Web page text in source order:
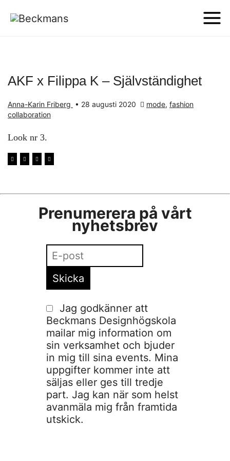
AKF x Filippa K – Självständighet
Anna-Karin Friberg • 28 augusti 2020 mode, fashion
collaboration
Look nr 3.
Prenumerera på vårt
nyhetsbrev
Jag godkänner att
Beckmans Designhögskola
mailar mig information om
sin verksamhet och bjuder
in mig till sina events. Mina
uppgifter kommer inte att
säljas eller ges till tredje
part. Jag kan när som helst
avanmäla mig från framtida
utskick.